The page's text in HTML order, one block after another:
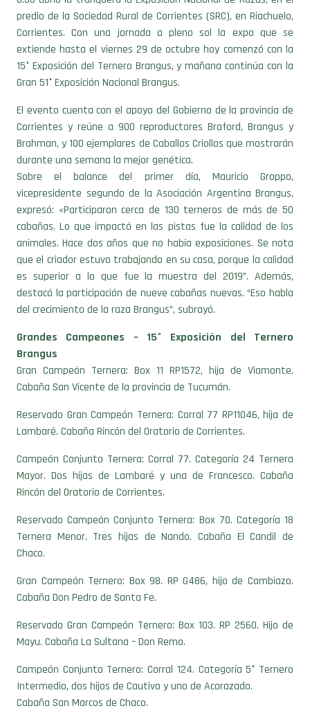
predio de la Sociedad Rural de Corrientes (SRC), en Riachuelo,
Corrientes. Con una jornada a pleno sol la expo que se
extiende hasta el viernes 29 de octubre hoy comenzó con la
15° Exposición del Ternero Brangus, y mañana continúa con la
Gran 51° Exposición Nacional Brangus.
El evento cuenta con el apoyo del Gobierno de la provincia de
Corrientes y reúne a 900 reproductores Braford, Brangus y
Brahman, y 100 ejemplares de Caballos Criollos que mostrarán
durante una semana la mejor genética.
Sobre el balance del primer día, Mauricio Groppo,
vicepresidente segundo de la Asociación Argentina Brangus,
expresó: «Participaron cerca de 130 terneros de más de 50
cabañas. Lo que impactó en las pistas fue la calidad de los
animales. Hace dos años que no había exposiciones. Se nota
que el criador estuvo trabajando en su casa, porque la calidad
es superior a lo que fue la muestra del 2019”. Además,
destacó la participación de nueve cabañas nuevas. “Eso habla
del crecimiento de la raza Brangus”, subrayó.
Grandes Campeones – 15° Exposición del Ternero
Brangus
Gran Campeón Ternera: Box 11 RP1572, hija de Viamonte.
Cabaña San Vicente de la provincia de Tucumán.
Reservado Gran Campeón Ternera: Corral 77 RP11046, hija de
Lambaré. Cabaña Rincón del Oratorio de Corrientes.
Campeón Conjunto Ternera: Corral 77. Categoría 24 Ternera
Mayor. Dos hijas de Lambaré y una de Francesco. Cabaña
Rincón del Oratorio de Corrientes.
Reservado Campeón Conjunto Ternera: Box 70. Categoría 18
Ternera Menor. Tres hijas de Nando. Cabaña El Candil de
Chaco.
Gran Campeón Ternero: Box 98. RP G486, hijo de Cambiazo.
Cabaña Don Pedro de Santa Fe.
Reservado Gran Campeón Ternero: Box 103. RP 2560. Hijo de
Mayu. Cabaña La Sultana – Don Remo.
Campeón Conjunto Ternero: Corral 124. Categoría 5° Ternero
Intermedio, dos hijos de Cautivo y uno de Acorazado.
Cabaña San Marcos de Chaco.